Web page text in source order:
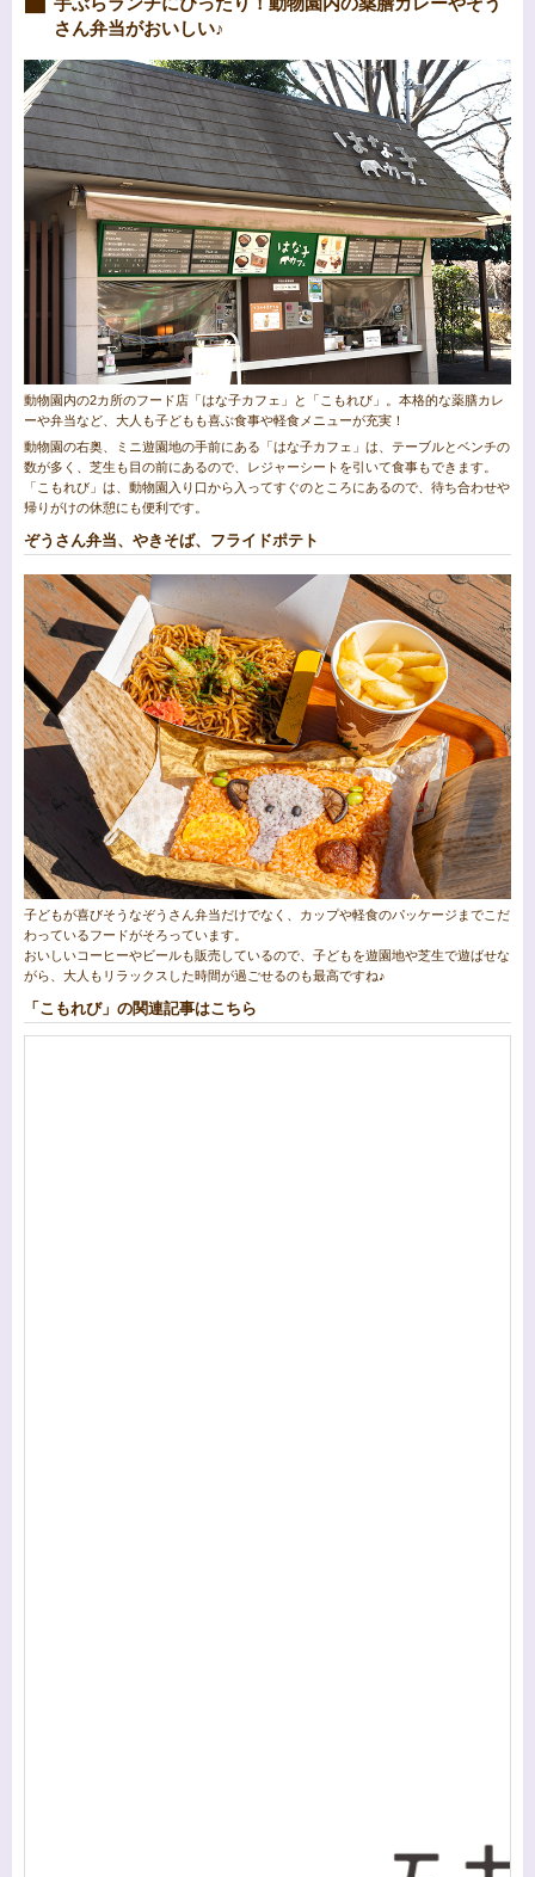
さん弁当がおいしい♪
動物園内の2カ所のフード店「はな子カフェ」と「こもれび」。本格的な薬膳カレ
ーや弁当など、大人も子どもも喜ぶ食事や軽食メニューが充実！
動物園の右奥、ミニ遊園地の手前にある「はな子カフェ」は、テーブルとベンチの
数が多く、芝生も目の前にあるので、レジャーシートを引いて食事もできます。
「こもれび」は、動物園入り口から入ってすぐのところにあるので、待ち合わせや
帰りがけの休憩にも便利です。
ぞうさん弁当、やきそば、フライドポテト
子どもが喜びそうなぞうさん弁当だけでなく、カップや軽食のパッケージまでこだ
わっているフードがそろっています。
おいしいコーヒーやビールも販売しているので、子どもを遊園地や芝生で遊ばせな
がら、大人もリラックスした時間が過ごせるのも最高ですね♪
「こもれび」の関連記事はこちら